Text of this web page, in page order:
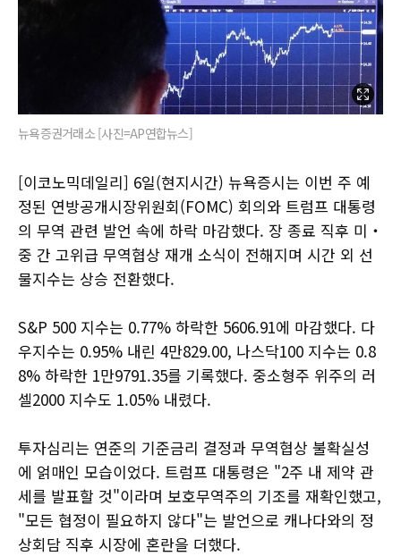
뉴욕증권거래소 [사진=AP연합뉴스]
[이코노믹데일리] 6일(현지시간) 뉴욕증시는 이번 주 예
정된 연방공개시장위원회(FOMC) 회의와 트럼프 대통령
의 무역 관련 발언 속에 하락 마감했다. 장 종료 직후 미‧
중 간 고위급 무역협상 재개 소식이 전해지며 시간 외 선
물지수는 상승 전환했다.
S&P 500 지수는 0.77% 하락한 5606.91에 마감했다. 다
우지수는 0.95% 내린 4만829.00, 나스닥100 지수는 0.8
8% 하락한 1만9791.35를 기록했다. 중소형주 위주의 러
셀2000 지수도 1.05% 내렸다.
투자심리는 연준의 기준금리 결정과 무역협상 불확실성
에 얽매인 모습이었다. 트럼프 대통령은 "2주 내 제약 관
세를 발표할 것"이라며 보호무역주의 기조를 재확인했고,
"모든 협정이 필요하지 않다"는 발언으로 캐나다와의 정
상회담 직후 시장에 혼란을 더했다.